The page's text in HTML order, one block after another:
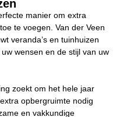
manier om extra
te voegen. Van der Veen
veranda’s en tuinhuizen
wensen en de stijl van uw
zoekt om het hele jaar
opbergruimte nodig
en vakkundige